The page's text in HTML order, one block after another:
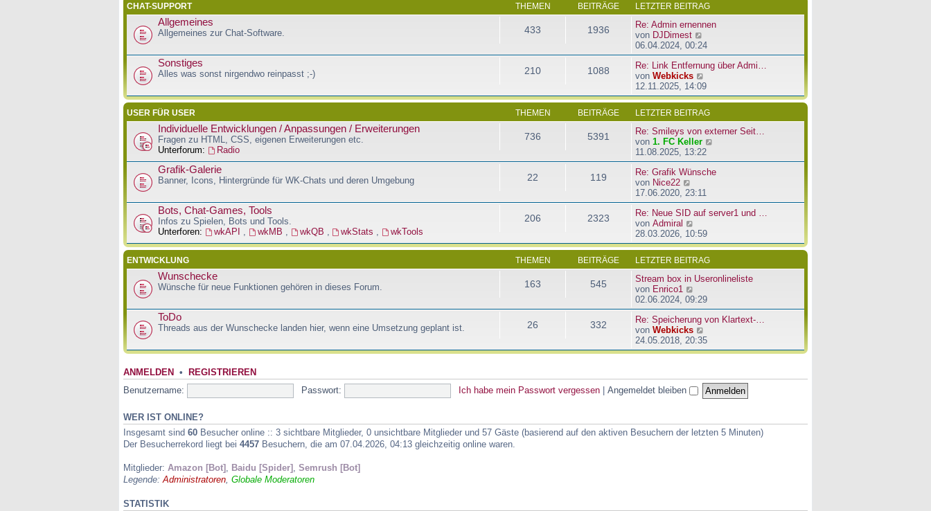
s
e
r
B
e
t
a
g
CHAT-SUPPORT THEMEN BEITRÄGE LETZTER BEITRAG
Allgemeines
Allgemeines zur Chat-Software. 433 1936
Re: Admin ernennen
von DJDimest
e
u
e
s
t
e
B
e
t
a
06.04.2024, 00:24
Sonstiges
Alles was sonst nirgendwo reinpasst ;-) 210 1088
Re: Link Entfernung über Admi…
von Webkicks
e
u
s
e
r
B
e
t
a
12.11.2025, 14:09
USER FÜR USER THEMEN BEITRÄGE LETZTER BEITRAG
Individuelle Entwicklungen / Anpassungen / Erweiterungen
Fragen zu HTML, CSS, eigenen Erweiterungen etc.
Unterforum:
Radio
736 5391
Re: Smileys von externer Seit…
von 1. FC Keller
u
e
e
r
i
a
11.08.2025, 13:22
Grafik-Galerie
Banner, Icons, Hintergründe für WK-Chats und deren Umgebung 22 119
Re: Grafik Wünsche
von Nice22
e
u
e
s
t
e
B
e
i
t
a
g
17.06.2020, 23:11
Bots, Chat-Games, Tools
Infos zu Spielen, Bots und Tools.
Unterforen:
wkAPI wkMB wkQB wkStats wkTools
206 2323
Re: Neue SID auf server1 und …
von Admiral
e
u
s
t
e
r
B
e
t
28.03.2026, 10:59
ENTWICKLUNG THEMEN BEITRÄGE LETZTER BEITRAG
Wunschecke
Wünsche für neue Funktionen gehören in dieses Forum. 163 545
Stream box in Useronlineliste
von Enrico1
e
u
e
s
t
e
e
a
g
02.06.2024, 09:29
ToDo
Threads aus der Wunschecke landen hier, wenn eine Umsetzung geplant ist. 26 332
Re: Speicherung von Klartext-…
von Webkicks
e
u
t
e
r
e
i
24.05.2018, 20:35
ANMELDEN • REGISTRIEREN
Benutzername: Passwort: Ich habe mein Passwort vergessen Angemeldet bleiben
WER IST ONLINE?
Insgesamt sind 60 Besucher online :: 3 sichtbare Mitglieder, 0 unsichtbare Mitglieder und 57 Gäste (basierend auf den aktiven Besuchern der letzten 5 Minuten)
Der Besucherrekord liegt bei 4457 Besuchern, die am 07.04.2026, 04:13 gleichzeitig online waren.
Mitglieder: Amazon [Bot] Baidu [Spider]
Semrush [Bot]
Legende: Administratoren Globale Moderatoren
STATISTIK